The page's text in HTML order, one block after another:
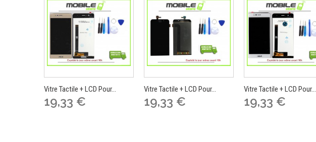
Vitre Tactile + LCD Pour...
19,33 €
Vitre Tactile + LCD Pour...
19,33 €
Vitre Tactile + LCD Pour...
19,33 €